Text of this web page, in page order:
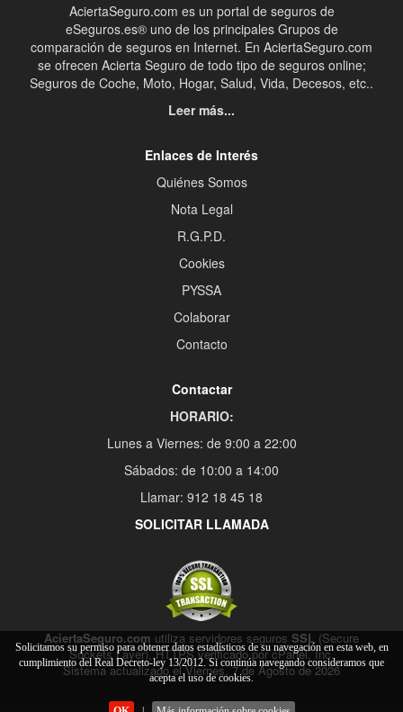
AciertaSeguro.com es un portal de seguros de
eSeguros.es® uno de los principales Grupos de
comparación de seguros en Internet. En AciertaSeguro.com
se ofrecen Acierta Seguro de todo tipo de seguros online;
Seguros de Coche, Moto, Hogar, Salud, Vida, Decesos, etc..
Leer más...
Enlaces de Interés
Quiénes Somos
Nota Legal
R.G.P.D.
Cookies
PYSSA
Colaborar
Contacto
Contactar
HORARIO:
Lunes a Viernes: de 9:00 a 22:00
Sábados: de 10:00 a 14:00
Llamar: 912 18 45 18
SOLICITAR LLAMADA
AciertaSeguro.com utiliza servidores seguros SSL (Secure
Sockets Layer), HTTPS verificado por cPanel, Inc.
Sistema actualizado el Viernes, 7 de Agosto de 2026
Solicitamos su permiso para obtener datos estadísticos de su navegación en esta web, en
cumplimiento del Real Decreto-ley 13/2012. Si continúa navegando consideramos que
acepta el uso de cookies.